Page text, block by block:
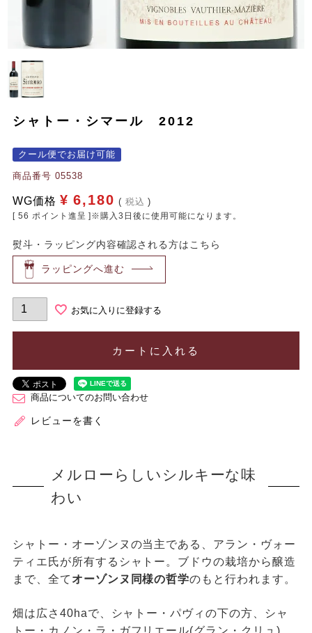
シャトー・シマール 2012
クール便でお届け可能
商品番号 05538
WG価格 ¥ 6,180 税込
[ 56 ポイント進呈 ]※購入3日後に使用可能になります。
熨斗・ラッピング内容確認される方はこちら
ラッピングへ進む
お気に入りに登録する
カートに入れる
商品についてのお問い合わせ
レビューを書く
メルローらしいシルキーな味
わい
シャトー・オーゾンヌの当主である、アラン・ヴォー
ティエ氏が所有するシャトー。ブドウの栽培から醸造
まで、全て オーゾンヌ同様の哲学のもと行われます。
畑は広さ40haで、シャトー・パヴィの下の方、シャ